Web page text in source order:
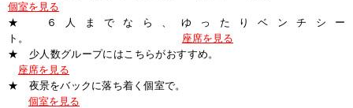
個室を見る
★
６人までなら、ゆったりベンチシー
ト。 座席を見る
★ 少人数グループにはこちらがおすすめ。
座席を見る
★ 夜景をバックに落ち着く個室で。
個室を見る